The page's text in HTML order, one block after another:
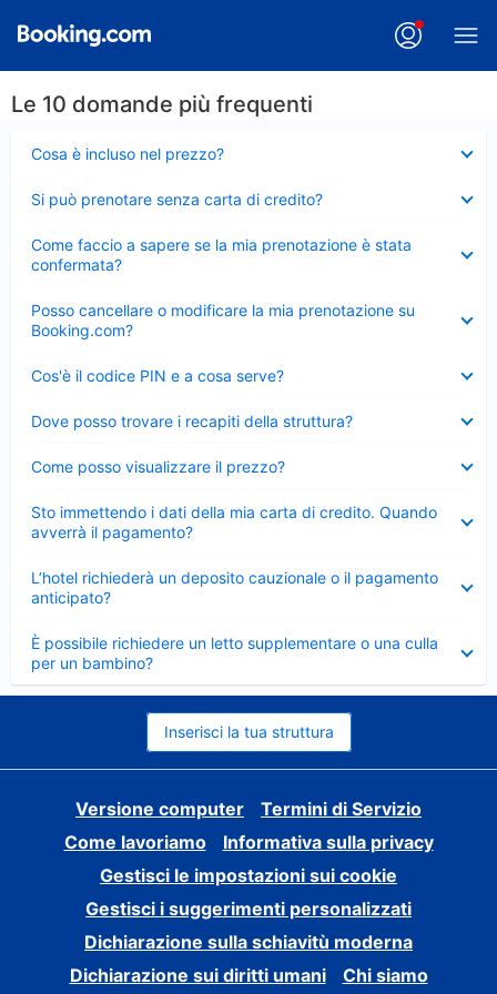
Le 10 domande più frequenti
Cosa è incluso nel prezzo?
chiuso
Si può prenotare senza carta di credito?
chiuso
Come faccio a sapere se la mia prenotazione è stata
confermata?
chiuso
Posso cancellare o modificare la mia prenotazione su
Booking.com?
chiuso
Cos'è il codice PIN e a cosa serve?
chiuso
Dove posso trovare i recapiti della struttura?
chiuso
Come posso visualizzare il prezzo?
chiuso
Sto immettendo i dati della mia carta di credito. Quando
avverrà il pagamento?
chiuso
L’hotel richiederà un deposito cauzionale o il pagamento
anticipato?
chiuso
È possibile richiedere un letto supplementare o una culla
per un bambino?
Elemento
chiuso
Inserisci la tua struttura
Versione computer
Termini di Servizio
Come lavoriamo
Informativa sulla privacy
Gestisci le impostazioni sui cookie
Gestisci i suggerimenti personalizzati
Dichiarazione sulla schiavitù moderna
Dichiarazione sui diritti umani
Chi siamo